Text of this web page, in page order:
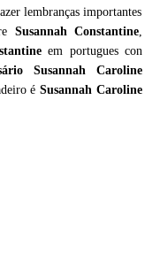
lembranças importantes
Susannah Constantine,
em portugues con
Susannah Caroline
éSusannah Caroline